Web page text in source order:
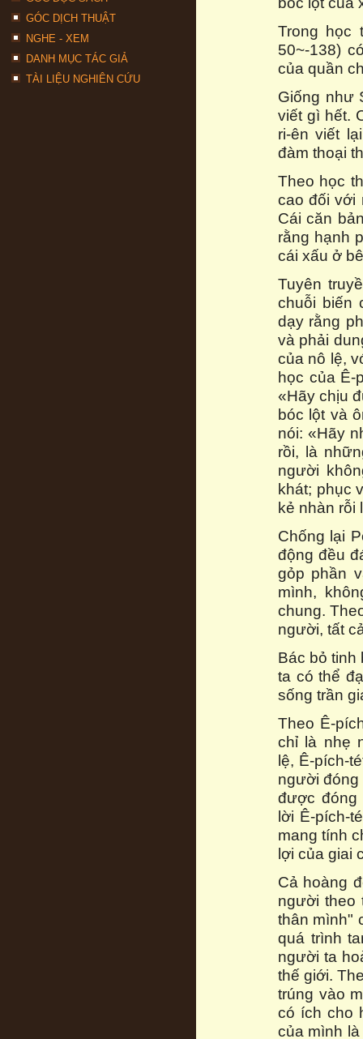
GÓC DỊCH THUẬT
NGHE - XEM
DANH MỤC TÁC GIẢ
TÀI LIỆU NGHIÊN CỨU
Trong
50~-138)
của quần
Giống như
viết gì hết.
ri-ên viết
đàm thoại
Theo học
cao đối với
Cái căn
rằng hạnh
cái xấu ở
Tuyên
chuỗi biến
dạy rằng
và phải
của nô lệ,
học của Ê-
«Hãy chịu
bóc lột và
nói: «Hãy
rồi, là
người
khát; phục
kẻ nhàn rỗi
Chống lại
động đều
gỏp phần
mình,
chung.
người, tất
Bác bỏ tinh
ta có thể
sống trần
Theo Ê-
chỉ là nhẹ
lệ, Ê-pích-
người đóng
được đóng
lời Ê-pích-
mang tính
lợi của giai
Cả hoàng
người theo
thân mình"
quá trình
người ta
thế giới.
trúng vào
có ích cho
của mình